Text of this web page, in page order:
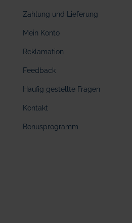
Zahlung und Lieferung
Mein Konto
Reklamation
Feedback
Häufig gestellte Fragen
Kontakt
Bonusprogramm